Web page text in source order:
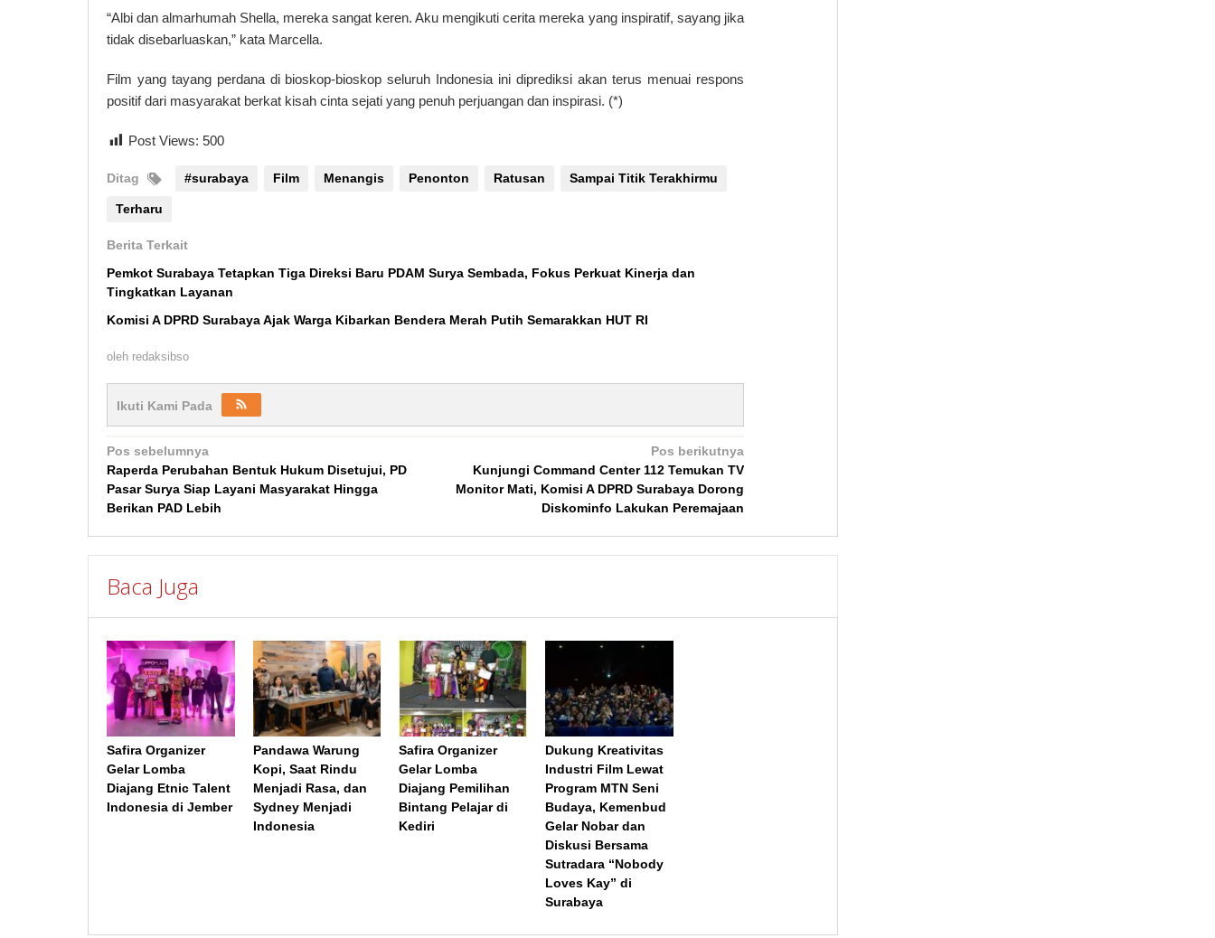
“Albi dan almarhumah Shella, mereka sangat keren. Aku mengikuti cerita mereka yang inspiratif, sayang jika
tidak disebarluaskan,” kata Marcella.
Film yang tayang perdana di bioskop-bioskop seluruh Indonesia ini diprediksi akan terus menuai respons
positif dari masyarakat berkat kisah cinta sejati yang penuh perjuangan dan inspirasi. (*)
Post Views: 500
Ditag #surabaya Film Menangis Penonton Ratusan Sampai Titik Terakhirmu
Terharu
Berita Terkait
Pemkot Surabaya Tetapkan Tiga Direksi Baru PDAM Surya Sembada, Fokus Perkuat Kinerja dan
Tingkatkan Layanan
Komisi A DPRD Surabaya Ajak Warga Kibarkan Bendera Merah Putih Semarakkan HUT RI
oleh redaksibso
Ikuti Kami Pada
Navigasi
pos
Pos sebelumnya
Raperda Perubahan Bentuk Hukum Disetujui, PD
Pasar Surya Siap Layani Masyarakat Hingga
Berikan PAD Lebih
Pos berikutnya
Kunjungi Command Center 112 Temukan TV
Monitor Mati, Komisi A DPRD Surabaya Dorong
Diskominfo Lakukan Peremajaan
Baca Juga
Safira Organizer
Gelar Lomba
Diajang Etnic Talent
Indonesia di Jember
Pandawa Warung
Kopi, Saat Rindu
Menjadi Rasa, dan
Sydney Menjadi
Indonesia
Safira Organizer
Gelar Lomba
Diajang Pemilihan
Bintang Pelajar di
Kediri
Dukung Kreativitas
Industri Film Lewat
Program MTN Seni
Budaya, Kemenbud
Gelar Nobar dan
Diskusi Bersama
Sutradara “Nobody
Loves Kay” di
Surabaya